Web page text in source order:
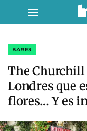
BARES
The Churchill
Londres que
flores… Y es